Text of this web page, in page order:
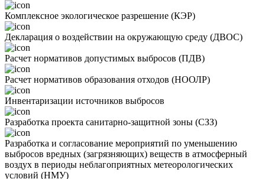
Комплексное экологическое разрешение (КЭР)
Декларация о воздействии на окружающую среду (ДВОС)
Расчет нормативов допустимых выбросов (ПДВ)
Расчет нормативов образования отходов (НООЛР)
Инвентаризации источников выбросов
Разработка проекта санитарно-защитной зоны (СЗЗ)
Разработка и согласование мероприятий по уменьшению
выбросов вредных (загрязняющих) веществ в атмосферный
воздух в периоды неблагоприятных метеорологических
условий (НМУ)